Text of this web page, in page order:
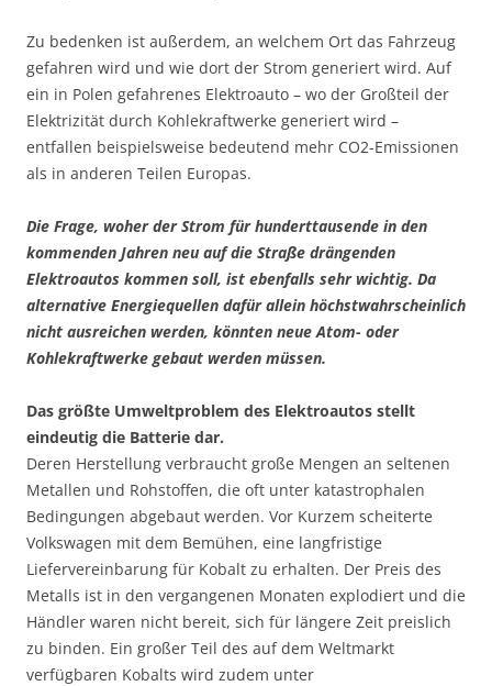
Zu bedenken ist außerdem, an welchem Ort das Fahrzeug
gefahren wird und wie dort der Strom generiert wird. Auf
ein in Polen gefahrenes Elektroauto – wo der Großteil der
Elektrizität durch Kohlekraftwerke generiert wird –
entfallen beispielsweise bedeutend mehr CO2-Emissionen
als in anderen Teilen Europas.
Die Frage, woher der Strom für hunderttausende in den
kommenden Jahren neu auf die Straße drängenden
Elektroautos kommen soll, ist ebenfalls sehr wichtig. Da
alternative Energiequellen dafür allein höchstwahrscheinlich
nicht ausreichen werden, könnten neue Atom- oder
Kohlekraftwerke gebaut werden müssen.
Das größte Umweltproblem des Elektroautos stellt
eindeutig die Batterie dar.
Deren Herstellung verbraucht große Mengen an seltenen
Metallen und Rohstoffen, die oft unter katastrophalen
Bedingungen abgebaut werden. Vor Kurzem scheiterte
Volkswagen mit dem Bemühen, eine langfristige
Liefervereinbarung für Kobalt zu erhalten. Der Preis des
Metalls ist in den vergangenen Monaten explodiert und die
Händler waren nicht bereit, sich für längere Zeit preislich
zu binden. Ein großer Teil des auf dem Weltmarkt
verfügbaren Kobalts wird zudem unter